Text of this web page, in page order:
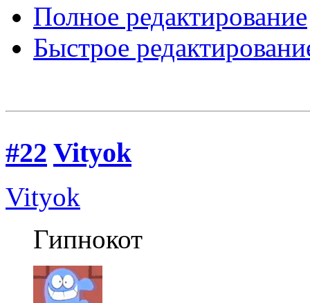
Полное редактирование
Быстрое
#22 Vityok
Vityok
Гипнокот